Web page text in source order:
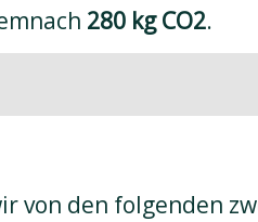
280 kg CO2.
von den folgenden